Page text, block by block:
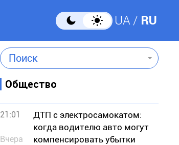
UA RU
Поиск
Общество
21:01
Вчера
ДТП с электросамокатом:
когда водителю авто могут
компенсировать убытки